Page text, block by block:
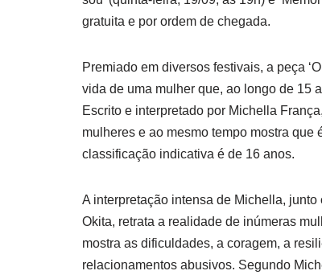
gratuita e por ordem de chegada.
Premiado em diversos festivais, a peça
vida de uma mulher que, ao longo de 15
Escrito e interpretado por Michella
mulheres e ao mesmo tempo mostra que
classificação indicativa é de 16 anos.
A interpretação intensa de Michella,
Okita, retrata a realidade de inúmeras
mostra as dificuldades, a coragem, a
relacionamentos abusivos. Segundo